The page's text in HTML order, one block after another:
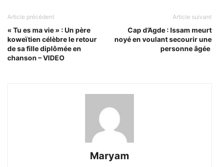
Article précédent
« Tu es ma vie » : Un père
koweïtien célèbre le retour
de sa fille diplômée en
chanson – VIDEO
Article suivant
Cap d’Agde : Issam meurt
noyé en voulant secourir une
personne âgée
Maryam